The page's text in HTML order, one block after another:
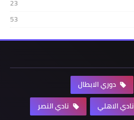
23
53
دوري الابطال
نادي الاهلي
نادي النصر